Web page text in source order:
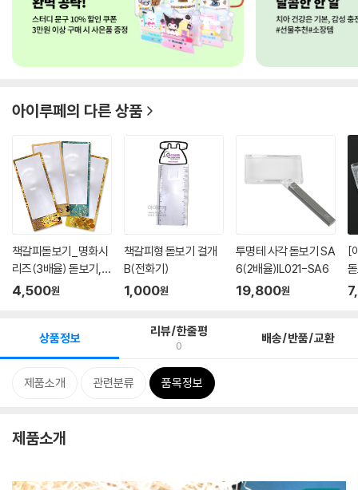
아이루페의 다른 상품
책갈피돋보기_명화시
리즈(3배율) 돋보기,확
대경
4,500원
책갈피형 돋보기 걸개
B(전화기)
1,000원
투명테 사각 돋보기 SA
6(2배율)IL021-SA6
19,800원
[
상품정보 리뷰/한줄평
0 배송/반품/교환
제품소개 관련분류 품목정보
제품소개